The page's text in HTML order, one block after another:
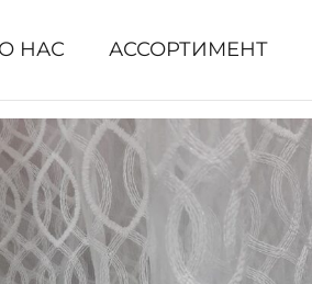
О НАС АССОРТИМЕНТ